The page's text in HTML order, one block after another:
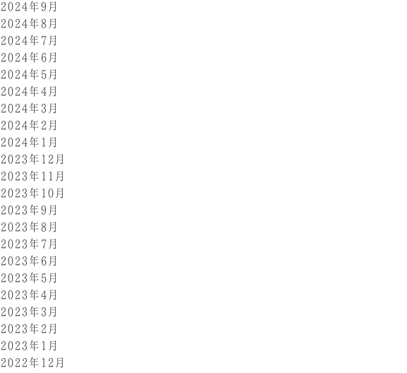
2024年9月
2024年8月
2024年7月
2024年6月
2024年5月
2024年4月
2024年3月
2024年2月
2024年1月
2023年12月
2023年11月
2023年10月
2023年9月
2023年8月
2023年7月
2023年6月
2023年5月
2023年4月
2023年3月
2023年2月
2023年1月
2022年12月